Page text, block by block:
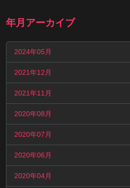
年月アーカイブ
2024年05月
2021年12月
2021年11月
2020年08月
2020年07月
2020年06月
2020年04月